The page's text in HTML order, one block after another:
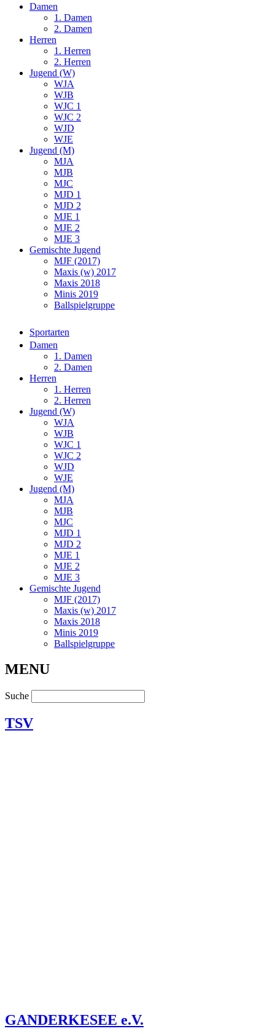
Damen
1. Damen
2. Damen
Herren
1. Herren
2. Herren
Jugend (W)
WJA
WJB
WJC 1
WJC 2
WJD
WJE
Jugend (M)
MJA
MJB
MJC
MJD 1
MJD 2
MJE 1
MJE 2
MJE 3
Gemischte Jugend
MJF (2017)
Maxis (w) 2017
Maxis 2018
Minis 2019
Ballspielgruppe
Sportarten
Damen
1. Damen
2. Damen
Herren
1. Herren
2. Herren
Jugend (W)
WJA
WJB
WJC 1
WJC 2
WJD
WJE
Jugend (M)
MJA
MJB
MJC
MJD 1
MJD 2
MJE 1
MJE 2
MJE 3
Gemischte Jugend
MJF (2017)
Maxis (w) 2017
Maxis 2018
Minis 2019
Ballspielgruppe
MENU
Suche
TSV
GANDERKESEE e.V.